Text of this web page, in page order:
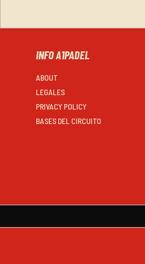
INFO A1PADEL
ABOUT
LEGALES
PRIVACY POLICY
BASES DEL CIRCUITO